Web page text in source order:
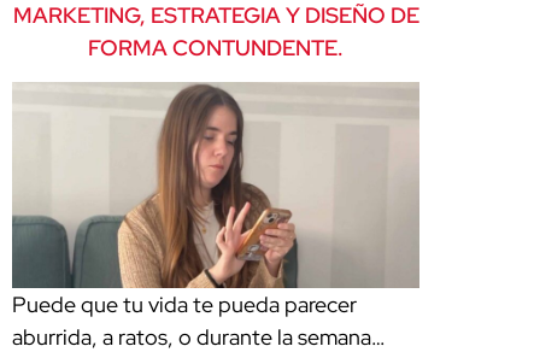
MARKETING, ESTRATEGIA Y DISEÑO DE
FORMA CONTUNDENTE.
Puede que tu vida te pueda parecer
aburrida, a ratos, o durante la semana…